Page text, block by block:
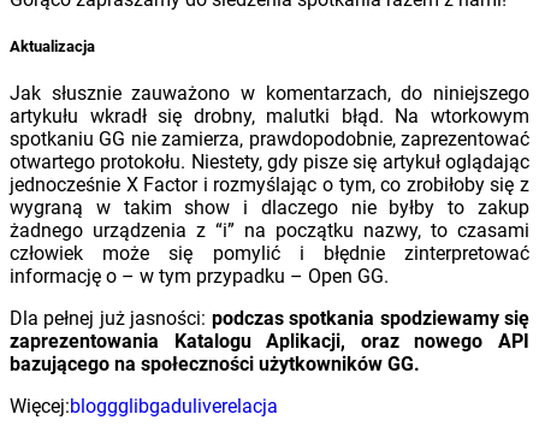
Aktualizacja
Jak słusznie zauważono w komentarzach, do niniejszego
artykułu wkradł się drobny, malutki błąd. Na wtorkowym
spotkaniu GG nie zamierza, prawdopodobnie, zaprezentować
otwartego protokołu. Niestety, gdy pisze się artykuł oglądając
jednocześnie X Factor i rozmyślając o tym, co zrobiłoby się z
wygraną w takim show i dlaczego nie byłby to zakup
żadnego urządzenia z “i” na początku nazwy, to czasami
człowiek może się pomylić i błędnie zinterpretować
informację o – w tym przypadku – Open GG.
Dla pełnej już jasności: podczas spotkania spodziewamy się
zaprezentowania Katalogu Aplikacji, oraz nowego API
bazującego na społeczności użytkowników GG.
Więcej:bloggg libgadu liverelacja